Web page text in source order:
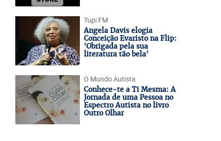
Tupi FM
Angela Davis elogia
Conceição Evaristo na Flip:
'Obrigada pela sua
literatura tão bela'
O Mundo Autista
Conhece-te a Ti Mesma: A
Jornada de uma Pessoa no
Espectro Autista no livro
Outro Olhar